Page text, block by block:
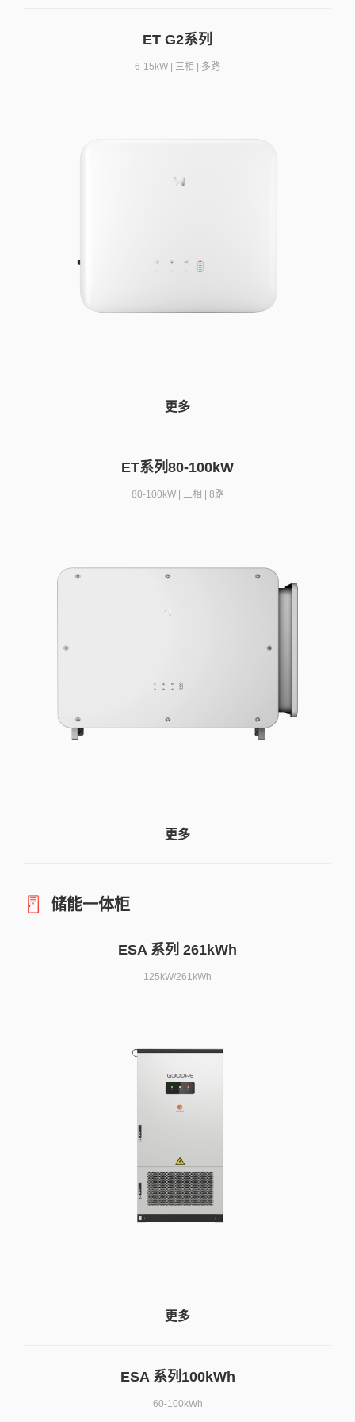
ET G2系列
6-15kW | 三相 | 多路
更多
ET系列80-100kW
80-100kW | 三相 | 8路
更多
储能一体柜
ESA 系列 261kWh
125kW/261kWh
更多
ESA 系列100kWh
60-100kWh